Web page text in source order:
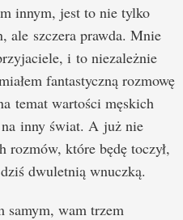
innym, jest to nie tylko
ale szczera prawda. Mnie
i to niezależnie
fantastyczną rozmowę
temat wartości męskich
inny świat. A już nie
rozmów, które będę toczył,
dwuletnią wnuczką.
samym, wam trzem